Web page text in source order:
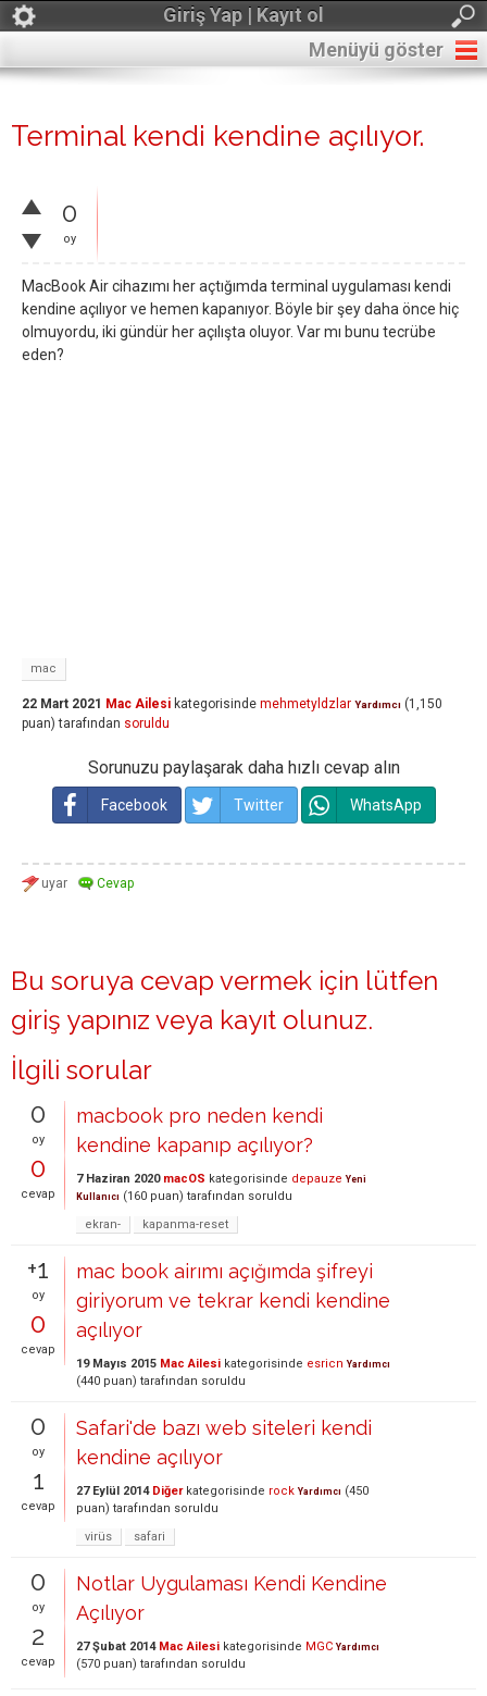
Giriş Yap | Kayıt ol
Menüyü göster
Terminal kendi kendine açılıyor.
0
oy
MacBook Air cihazımı her açtığımda terminal uygulaması kendi
kendine açılıyor ve hemen kapanıyor. Böyle bir şey daha önce hiç
olmuyordu, iki gündür her açılışta oluyor. Var mı bunu tecrübe
eden?
mac
22 Mart 2021 Mac Ailesi kategorisinde mehmetyldzlar Yardımcı (1,150
puan) tarafından soruldu
Sorunuzu paylaşarak daha hızlı cevap alın
Facebook Twitter WhatsApp
Bu soruya cevap vermek için lütfen
giriş yapınız veya kayıt olunuz.
İlgili sorular
0
oy
0
cevap
macbook pro neden kendi
kendine kapanıp açılıyor?
7 Haziran 2020 macOS kategorisinde depauze Yeni
Kullanıcı (160 puan) tarafından soruldu
ekran-
kapanma-reset
+1
oy
0
cevap
mac book airımı açığımda şifreyi
giriyorum ve tekrar kendi kendine
açılıyor
19 Mayıs 2015 Mac Ailesi kategorisinde esricn Yardımcı
(440 puan) tarafından soruldu
0
oy
1
cevap
Safari'de bazı web siteleri kendi
kendine açılıyor
27 Eylül 2014 Diğerkategorisinde rock Yardımcı (450
puan) tarafından soruldu
virüs
safari
0
oy
2
cevap
Notlar Uygulaması Kendi Kendine
Açılıyor
27 Şubat 2014 Mac Ailesi kategorisinde MGC Yardımcı
(570 puan) tarafından soruldu